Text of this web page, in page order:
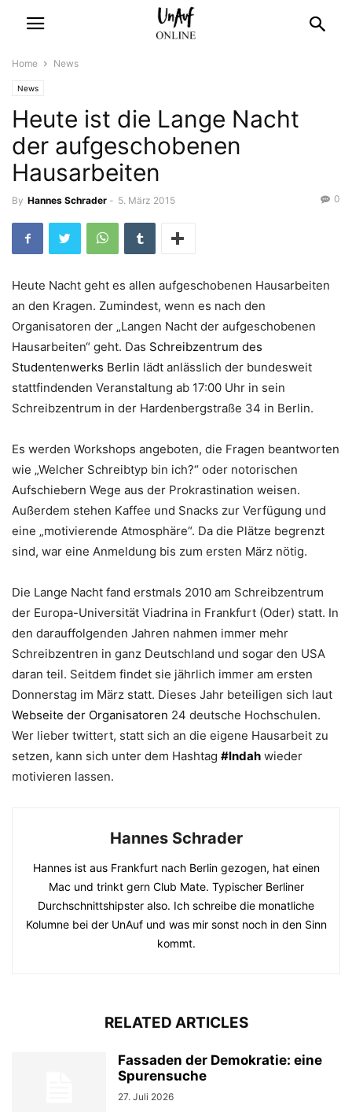
Home News
News
Heute ist die Lange Nacht
der aufgeschobenen
Hausarbeiten
By Hannes Schrader - 5. März 2015 0
Heute Nacht geht es allen aufgeschobenen Hausarbeiten
an den Kragen. Zumindest, wenn es nach den
Organisatoren der „Langen Nacht der aufgeschobenen
Hausarbeiten“ geht. Das Schreibzentrum des
Studentenwerks Berlin lädt anlässlich der bundesweit
stattfindenden Veranstaltung ab 17:00 Uhr in sein
Schreibzentrum in der Hardenbergstraße 34 in Berlin.
Es werden Workshops angeboten, die Fragen beantworten
wie „Welcher Schreibtyp bin ich?“ oder notorischen
Aufschiebern Wege aus der Prokrastination weisen.
Außerdem stehen Kaffee und Snacks zur Verfügung und
eine „motivierende Atmosphäre“. Da die Plätze begrenzt
sind, war eine Anmeldung bis zum ersten März nötig.
Die Lange Nacht fand erstmals 2010 am Schreibzentrum
der Europa-Universität Viadrina in Frankfurt (Oder) statt. In
den darauffolgenden Jahren nahmen immer mehr
Schreibzentren in ganz Deutschland und sogar den USA
daran teil. Seitdem findet sie jährlich immer am ersten
Donnerstag im März statt. Dieses Jahr beteiligen sich laut
Webseite der Organisatoren 24 deutsche Hochschulen.
Wer lieber twittert, statt sich an die eigene Hausarbeit zu
setzen, kann sich unter dem Hashtag #lndah wieder
motivieren lassen.
Hannes Schrader
Hannes ist aus Frankfurt nach Berlin gezogen, hat einen
Mac und trinkt gern Club Mate. Typischer Berliner
Durchschnittshipster also. Ich schreibe die monatliche
Kolumne bei der UnAuf und was mir sonst noch in den Sinn
kommt.
RELATED ARTICLES
Fassaden der Demokratie: eine
Spurensuche
27. Juli 2026